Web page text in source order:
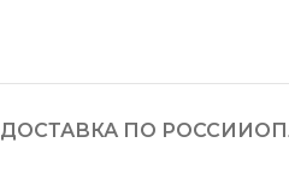
ДОСТАВКА ПО РОССИИ